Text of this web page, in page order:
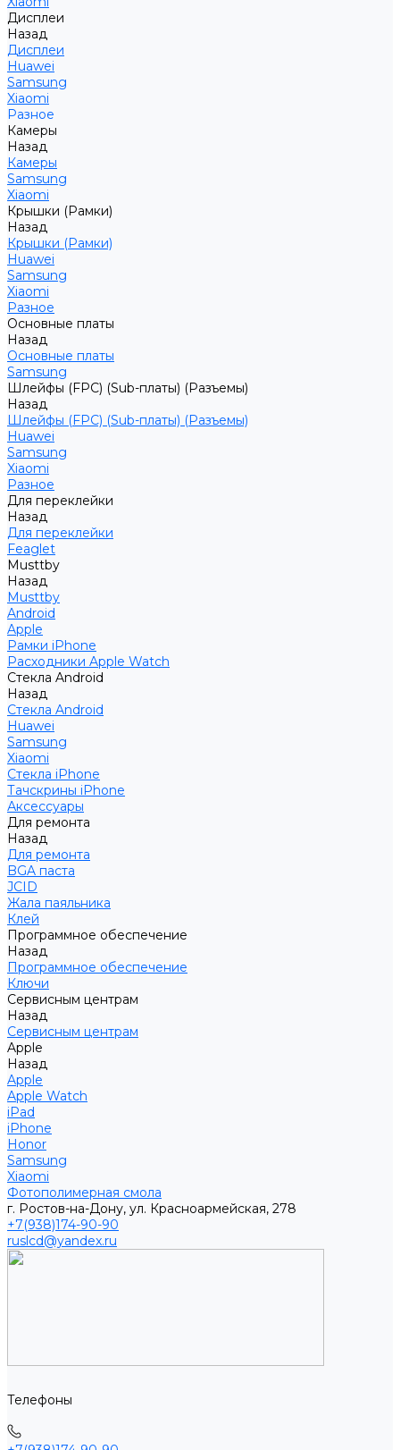
Дисплеи
Назад
Дисплеи
Huawei
Samsung
Xiaomi
Разное
Камеры
Назад
Камеры
Samsung
Xiaomi
Крышки (Рамки)
Назад
Крышки (Рамки)
Huawei
Samsung
Xiaomi
Разное
Основные платы
Назад
Основные платы
Samsung
Шлейфы (FPC) (Sub-платы) (Разъемы)
Назад
Шлейфы (FPC) (Sub-платы) (Разъемы)
Huawei
Samsung
Xiaomi
Разное
Для переклейки
Назад
Для переклейки
Feaglet
Musttby
Назад
Musttby
Android
Apple
Рамки iPhone
Расходники Apple Watch
Стекла Android
Назад
Стекла Android
Huawei
Samsung
Xiaomi
Стекла iPhone
Тачскрины iPhone
Аксессуары
Для ремонта
Назад
Для ремонта
BGA паста
JCID
Жала паяльника
Клей
Программное обеспечение
Назад
Программное обеспечение
Ключи
Сервисным центрам
Назад
Сервисным центрам
Apple
Назад
Apple
Apple Watch
iPad
iPhone
Honor
Samsung
Xiaomi
Фотополимерная смола
г. Ростов-на-Дону, ул. Красноармейская, 278
+7(938)174-90-90
ruslcd@yandex.ru
Телефоны